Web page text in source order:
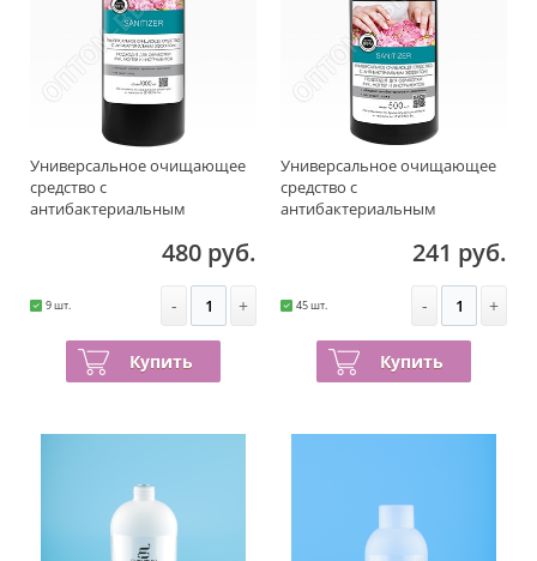
Универсальное очищающее
средство с
антибактериальным
480 руб.
9 шт. - +
Купить
Универсальное очищающее
средство с
антибактериальным
241 руб.
45 шт. - +
Купить